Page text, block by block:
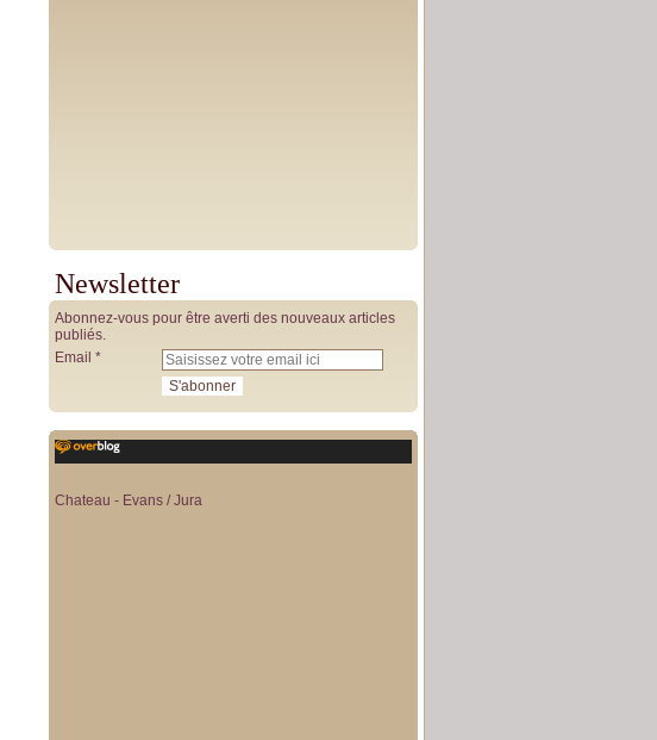
Newsletter
Abonnez-vous pour être averti des nouveaux articles
publiés.
Email
Chateau - Evans / Jura